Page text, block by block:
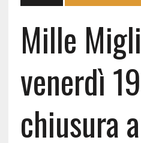
Mille
venerdì
chiusura